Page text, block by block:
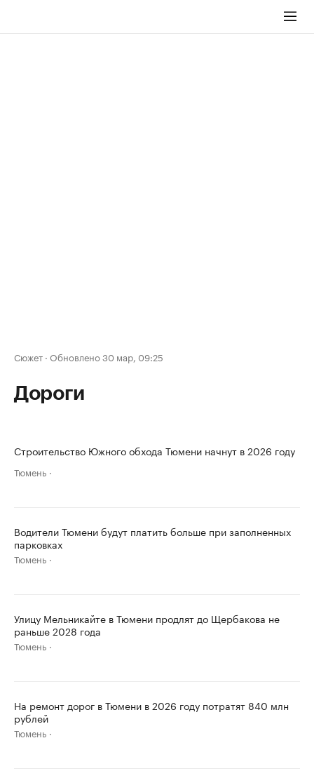
Сюжет · Обновлено 30 мар, 09:25
Дороги
Строительство Южного обхода Тюмени начнут в 2026 году
Тюмень
Водители Тюмени будут платить больше при заполненных
парковках
Тюмень
Улицу Мельникайте в Тюмени продлят до Щербакова не
раньше 2028 года
Тюмень
На ремонт дорог в Тюмени в 2026 году потратят 840 млн
рублей
Тюмень